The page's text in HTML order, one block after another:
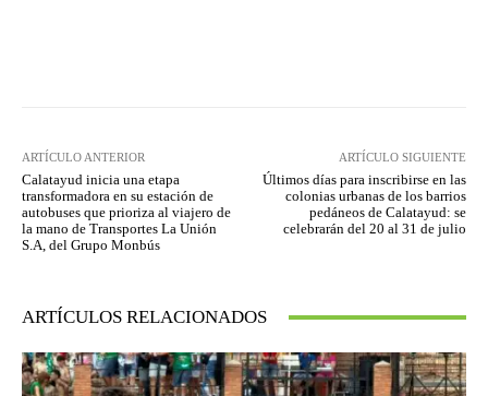
ARTÍCULO ANTERIOR
Calatayud inicia una etapa
transformadora en su estación de
autobuses que prioriza al viajero de
la mano de Transportes La Unión
S.A, del Grupo Monbús
ARTÍCULO SIGUIENTE
Últimos días para inscribirse en las
colonias urbanas de los barrios
pedáneos de Calatayud: se
celebrarán del 20 al 31 de julio
ARTÍCULOS RELACIONADOS